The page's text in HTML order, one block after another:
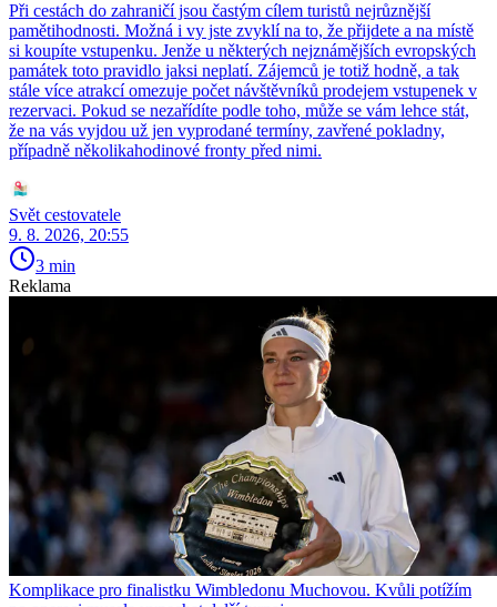
Při cestách do zahraničí jsou častým cílem turistů nejrůznější
pamětihodnosti. Možná i vy jste zvyklí na to, že přijdete a na místě
si koupíte vstupenku. Jenže u některých nejznámějších evropských
památek toto pravidlo jaksi neplatí. Zájemců je totiž hodně, a tak
stále více atrakcí omezuje počet návštěvníků prodejem vstupenek v
rezervaci. Pokud se nezařídíte podle toho, může se vám lehce stát,
že na vás vyjdou už jen vyprodané termíny, zavřené pokladny,
případně několikahodinové fronty před nimi.
Svět cestovatele
9. 8. 2026, 20:55
3 min
Reklama
Komplikace pro finalistku Wimbledonu Muchovou. Kvůli potížím